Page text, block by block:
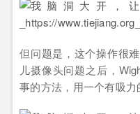
但问题是，这个操作很
儿摄像头问题之后，
事的方法，用一个有吸力